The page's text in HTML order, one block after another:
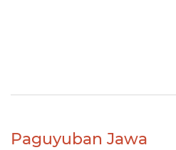
Paguyuban Jawa